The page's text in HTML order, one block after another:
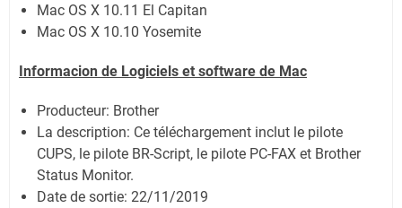
Mac OS X 10.11 El Capitan
Mac OS X 10.10 Yosemite
Informacion de Logiciels et software de Mac
Producteur: Brother
La description: Ce téléchargement inclut le pilote
CUPS, le pilote BR-Script, le pilote PC-FAX et Brother
Status Monitor.
Date de sortie: 22/11/2019